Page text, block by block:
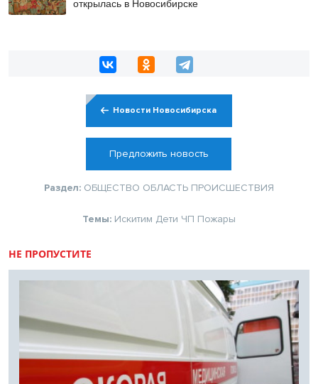
Новости Новосибирска
Предложить новость
Раздел: ОБЩЕСТВО ОБЛАСТЬ ПРОИСШЕСТВИЯ
Темы: Искитим Дети ЧП Пожары
НЕ ПРОПУСТИТЕ